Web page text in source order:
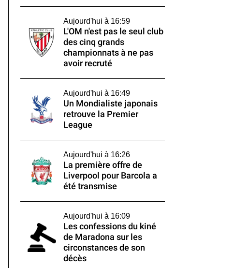
Aujourd'hui à 16:59
L'OM n'est pas le seul club
des cinq grands
championnats à ne pas
avoir recruté
Aujourd'hui à 16:49
Un Mondialiste japonais
retrouve la Premier
League
Aujourd'hui à 16:26
La première offre de
Liverpool pour Barcola a
été transmise
Aujourd'hui à 16:09
Les confessions du kiné
de Maradona sur les
circonstances de son
décès